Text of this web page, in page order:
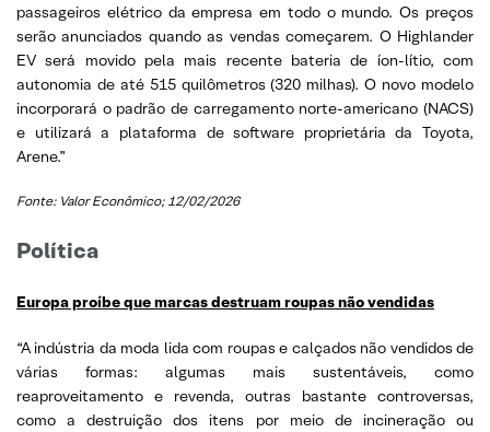
passageiros elétrico da empresa em todo o mundo. Os preços
serão anunciados quando as vendas começarem. O Highlander
EV será movido pela mais recente bateria de íon-lítio, com
autonomia de até 515 quilômetros (320 milhas). O novo modelo
incorporará o padrão de carregamento norte-americano (NACS)
e utilizará a plataforma de software proprietária da Toyota,
Arene.”
Fonte: Valor Econômico; 12/02/2026
Política
Europa proíbe que marcas destruam roupas não vendidas
“A indústria da moda lida com roupas e calçados não vendidos de
várias formas: algumas mais sustentáveis, como
reaproveitamento e revenda, outras bastante controversas,
como a destruição dos itens por meio de incineração ou